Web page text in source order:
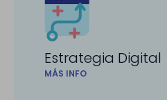
Estrategia Digital
MÁS INFO